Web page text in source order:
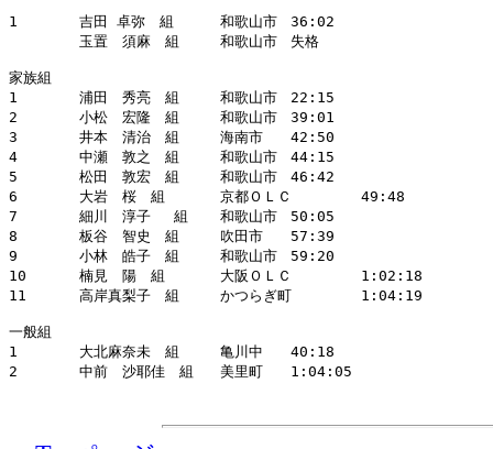
1	吉田 卓弥　組	和歌山市	36:02
家族組
1	浦田　秀亮　組	和歌山市	22:15
2	小松　宏隆　組	和歌山市	39:01
3	井本　清治　組	海南市	42:50
4	中瀬　敦之　組	和歌山市	44:15
5	松田　敦宏　組	和歌山市	46:42
6	大岩　桜　組	京都ＯＬＣ	49:48
7	細川　淳子 　組	和歌山市	50:05
8	板谷　智史　組	吹田市	57:39
9	小林　皓子　組	和歌山市	59:20
10	楠見　陽　組	大阪ＯＬＣ	1:02:18
11	高岸真梨子　組	かつらぎ町	1:04:19
一般組
1	大北麻奈未　組	亀川中	40:18